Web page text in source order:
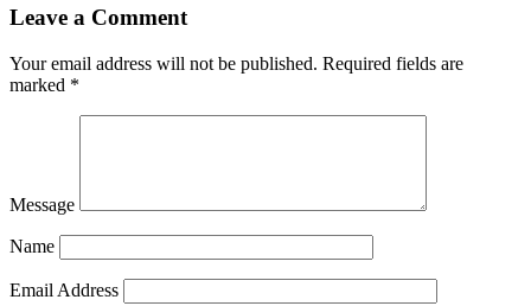
Leave a Comment
Your email address will not be published. Required fields are
marked *
Message
Name
Email Address